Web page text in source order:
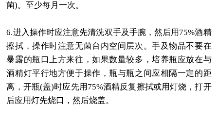
菌)。至少每月一次。
6.进入操作时应注意先清洗双手及手腕，然后用 75%酒精
擦拭，操作时注意无菌台内空间层次。手及物品不要在
暴露的瓶口上方来往，如果数量较多，培养瓶应放在与
酒精灯平行地方便于操作，瓶与瓶之间应相隔一定的距
离，开瓶(盖)时应先用 75%酒精反复擦拭或用灯烧，打开
后应用灯先烧口，然后烧盖。